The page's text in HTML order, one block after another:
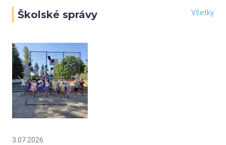
Školské správy Všetky
3.07.2026